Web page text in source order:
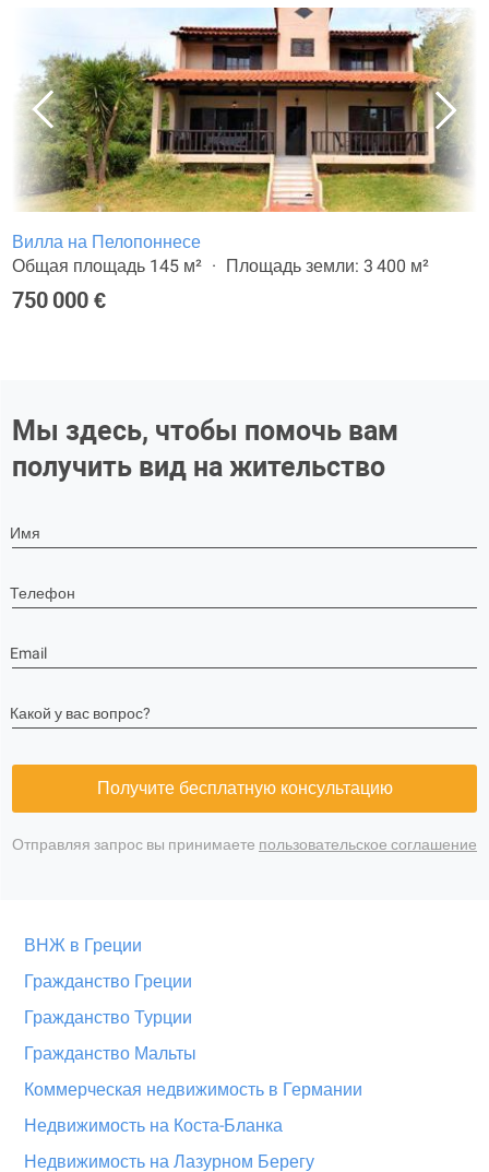
Вилла на Пелопоннесе
Общая площадь 145 м²
Площадь земли: 3 400 м²
750 000 €
Мы здесь, чтобы помочь вам
получить вид на жительство
Имя
Телефон
Email
Какой у вас вопрос?
Получите бесплатную консультацию
Отправляя запрос вы принимаете пользовательское соглашение
ВНЖ в Греции
Гражданство Греции
Гражданство Турции
Гражданство Мальты
Коммерческая недвижимость в Германии
Недвижимость на Коста-Бланка
Недвижимость на Лазурном Берегу